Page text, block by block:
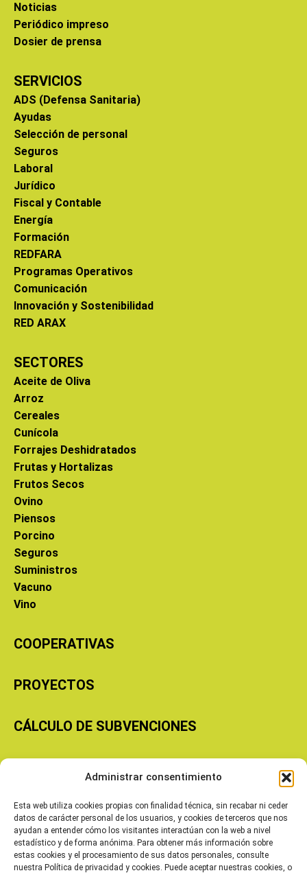
Administrar consentimiento
Esta web utiliza cookies propias con finalidad técnica, sin recabar ni ceder
datos de carácter personal de los usuarios, y cookies de terceros que nos
ayudan a entender cómo los visitantes interactúan con la web a nivel
estadístico y de forma anónima. Para obtener más información sobre
estas cookies y el procesamiento de sus datos personales, consulte
nuestra Política de privacidad y cookies. Puede aceptar nuestras cookies, o
Noticias
Periódico impreso
Dosier de prensa
SERVICIOS
ADS (Defensa Sanitaria)
Ayudas
Selección de personal
Seguros
Laboral
Jurídico
Fiscal y Contable
Energía
Formación
REDFARA
Programas Operativos
Comunicación
Innovación y Sostenibilidad
RED ARAX
SECTORES
Aceite de Oliva
Arroz
Cereales
Cunícola
Forrajes Deshidratados
Frutas y Hortalizas
Frutos Secos
Ovino
Piensos
Porcino
Seguros
Suministros
Vacuno
Vino
COOPERATIVAS
PROYECTOS
CÁLCULO DE SUBVENCIONES